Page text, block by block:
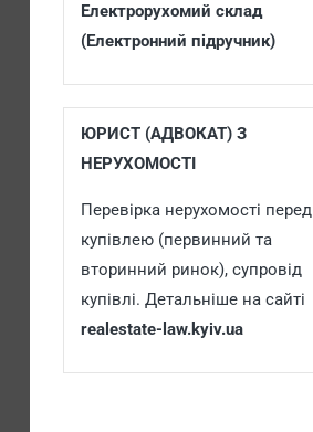
Електрорухомий склад
(Електронний підручник)
ЮРИСТ (АДВОКАТ) З
НЕРУХОМОСТІ
Перевірка нерухомості перед
купівлею (первинний та
вторинний ринок), супровід
купівлі. Детальніше на сайті
realestate-law.kyiv.ua